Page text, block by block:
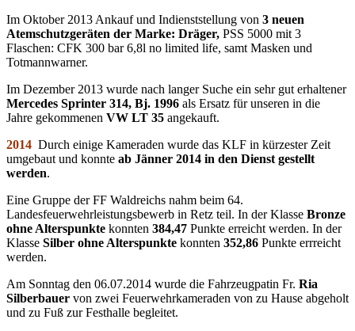
Im Oktober 2013 Ankauf und Indienststellung von 3 neuen
Atemschutzgeräten der Marke: Dräger, PSS 5000 mit 3
Flaschen: CFK 300 bar 6,8l no limited life, samt Masken und
Totmannwarner.
Im Dezember 2013 wurde nach langer Suche ein sehr gut erhaltener
Mercedes Sprinter 314, Bj. 1996 als Ersatz für unseren in die
Jahre gekommenen VW LT 35 angekauft.
2014 Durch einige Kameraden wurde das KLF in kürzester Zeit
umgebaut und konnte ab Jänner 2014 in den Dienst gestellt
werden.
Eine Gruppe der FF Waldreichs nahm beim 64.
Landesfeuerwehrleistungsbewerb in Retz teil. In der Klasse Bronze
ohne Alterspunkte konnten 384,47 Punkte erreicht werden. In der
Klasse Silber ohne Alterspunkte konnten 352,86 Punkte errreicht
werden.
Am Sonntag den 06.07.2014 wurde die Fahrzeugpatin Fr. Ria
Silberbauer von zwei Feuerwehrkameraden von zu Hause abgeholt
und zu Fuß zur Festhalle begleitet.